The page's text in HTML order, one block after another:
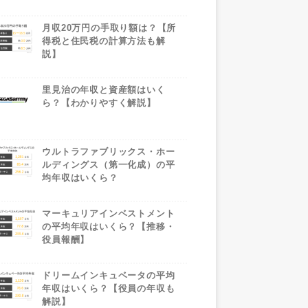
月収20万円の手取り額は？【所
得税と住民税の計算方法も解
説】
里見治の年収と資産額はいく
ら？【わかりやすく解説】
ウルトラファブリックス・ホー
ルディングス（第一化成）の平
均年収はいくら？
マーキュリアインベストメント
の平均年収はいくら？【推移・
役員報酬】
ドリームインキュベータの平均
年収はいくら？【役員の年収も
解説】